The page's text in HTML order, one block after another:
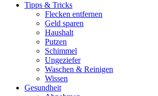
Tipps & Tricks
Flecken entfernen
Geld sparen
Haushalt
Putzen
Schimmel
Ungeziefer
Waschen & Reinigen
Wissen
Gesundheit